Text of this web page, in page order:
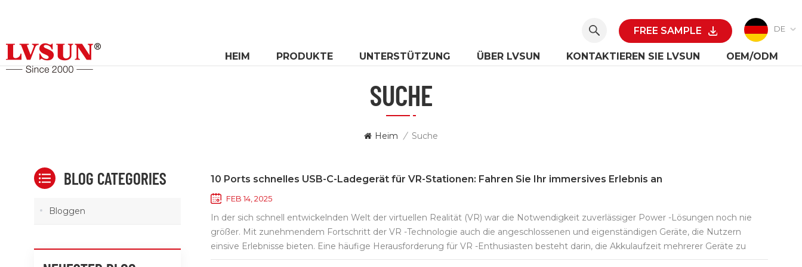
DE
FREE SAMPLE
HEIM PRODUKTE UNTERSTÜTZUNG ÜBER LVSUN KONTAKTIEREN SIE LVSUN OEM/ODM
SUCHE
Heim / Suche
10 Ports schnelles USB-C-Ladegerät für VR-Stationen: Fahren Sie Ihr immersives Erlebnis an
FEB 14, 2025
In der sich schnell entwickelnden Welt der virtuellen Realität (VR) war die Notwendigkeit zuverlässiger Power -Lösungen noch nie
größer. Mit zunehmendem Fortschritt der VR -Technologie auch die angeschlossenen und eigenständigen Geräte, die Nutzern
einsive Erlebnisse bieten. Eine häufige Herausforderung für VR -Enthusiasten besteht darin, die Akkulaufzeit mehrerer Geräte zu
verwalten, die von Headsets bis zu Controllern reichen. Hier kommen die einzigartigen 10 Ports schnelle USB-C-Ladegeräte ins Spiel
BLOG CATEGORIES
Bloggen